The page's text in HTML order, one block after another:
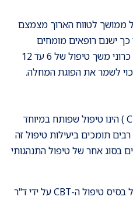
ממושך לטווח הארוך מצמצם
ישנם רופאים מומחים
הממליצים למטופלים עם דיכאון כרוני משך טיפול של 6 עד 12
לשמר את הפוגת המחלה.
טיפול התנהגותי קוגניטיבי (CBASP ) הינו טיפול שפותח במיוחד
תומכים ביעילות טיפול זה
בסוג אחר של טיפול התנהגותי
– טיפול זה פותח על בסיס טיפול ה-CBT על ידי ד"ר